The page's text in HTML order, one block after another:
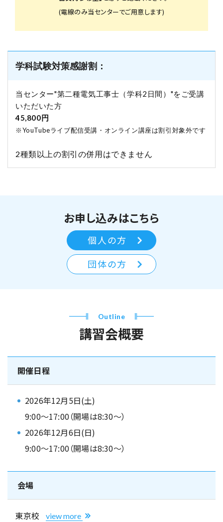
(電線のみ当センターでご用意します)
学科試験対策感謝割：
当センター"第二種電気工事士（学科2日間）"をご受講
いただいた方
45,800円
※YouTubeライブ配信受講・オンライン講座は割引対象外です
2種類以上の割引の併用はできません
お申し込みはこちら
個人の方
団体の方
Outline
講習会概要
開催日程
2026年12月5日(土)
9:00～17:00（開場は8:30～）
2026年12月6日(日)
9:00～17:00（開場は8:30～）
会場
東京校 view more